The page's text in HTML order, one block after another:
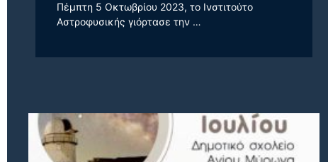
Πέμπτη 5 Οκτωβρίου 2023, το Ινστιτούτο
Αστροφυσικής γιόρτασε την …